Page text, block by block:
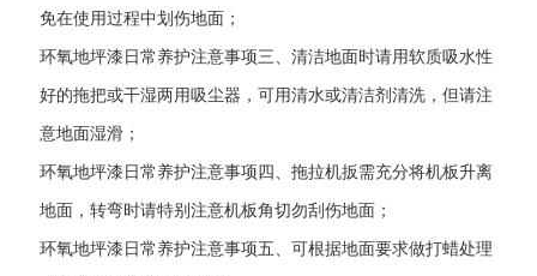
免在使用过程中划伤地面；
环氧地坪漆日常养护注意事项三、清洁地面时请用软质吸水性
好的拖把或干湿两用吸尘器，可用清水或清洁剂清洗，但请注
意地面湿滑；
环氧地坪漆日常养护注意事项四、拖拉机扳需充分将机板升离
地面，转弯时请特别注意机板角切勿刮伤地面；
环氧地坪漆日常养护注意事项五、可根据地面要求做打蜡处理